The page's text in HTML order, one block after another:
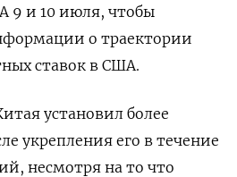
9 и 10 июля, чтобы
о траектории
ставок в США.
установил более
укрепления его в течение
несмотря на то что